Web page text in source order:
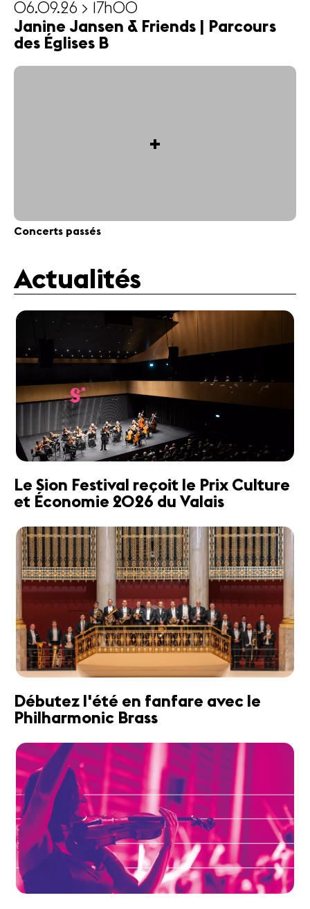
06.09.26 > 17h00
Janine Jansen & Friends | Parcours
des Églises B
+
Concerts passés
Actualités
Le Sion Festival reçoit le Prix Culture
et Économie 2026 du Valais
Débutez l'été en fanfare avec le
Philharmonic Brass